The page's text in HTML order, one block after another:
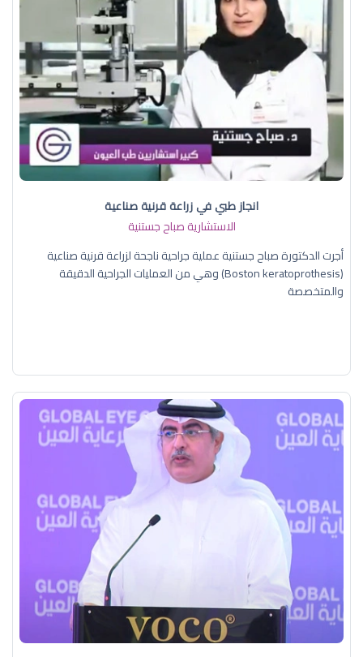
انجاز طبي في زراعة قرنية صناعية
الاستشارية صباح جستنية
أجرت الدكتورة صباح جستنية عملية جراحية ناجحة لزراعة قرنية صناعية
(Boston keratoprothesis) وهي من العمليات الجراحية الدقيقة
والمتخصصة